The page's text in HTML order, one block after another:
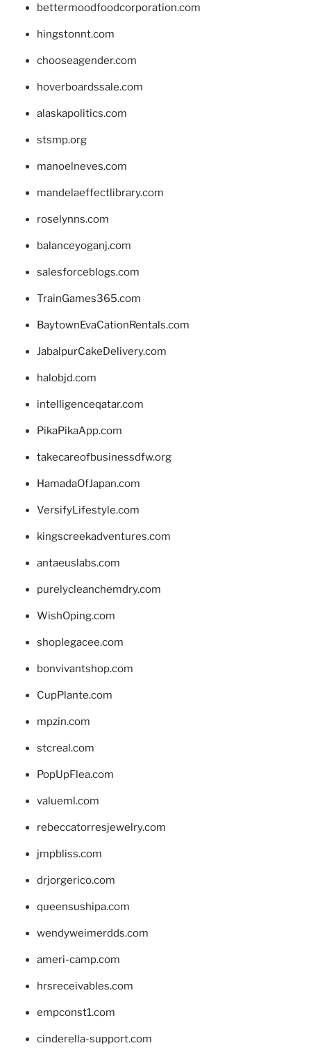
bettermoodfoodcorporation.com
hingstonnt.com
chooseagender.com
hoverboardssale.com
alaskapolitics.com
stsmp.org
manoelneves.com
mandelaeffectlibrary.com
roselynns.com
balanceyoganj.com
salesforceblogs.com
TrainGames365.com
BaytownEvaCationRentals.com
JabalpurCakeDelivery.com
halobjd.com
intelligenceqatar.com
PikaPikaApp.com
takecareofbusinessdfw.org
HamadaOfJapan.com
VersifyLifestyle.com
kingscreekadventures.com
antaeuslabs.com
purelycleanchemdry.com
WishOping.com
shoplegacee.com
bonvivantshop.com
CupPlante.com
mpzin.com
stcreal.com
PopUpFlea.com
valueml.com
rebeccatorresjewelry.com
jmpbliss.com
drjorgerico.com
queensushipa.com
wendyweimerdds.com
ameri-camp.com
hrsreceivables.com
empconst1.com
cinderella-support.com